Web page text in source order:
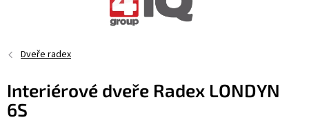
Dveře radex
Interiérové dveře Radex LONDYN
6S